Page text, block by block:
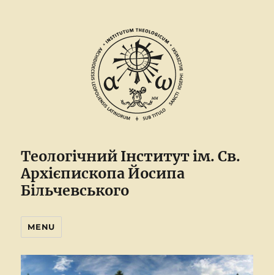
Теологічний Інститут ім. Св.
Архієпископа Йосипа
Більчевського
MENU